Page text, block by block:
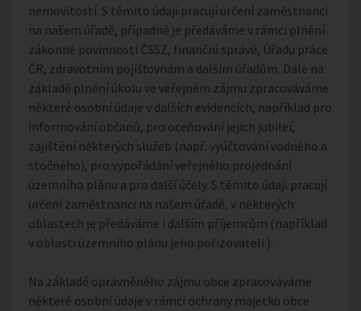
nemovitostí. S těmito údaji pracují určení zaměstnanci
na našem úřadě, případně je předáváme v rámci plnění
zákonné povinnosti ČSSZ, finanční správě, Úřadu práce
ČR, zdravotním pojišťovnám a dalším úřadům. Dále na
základě plnění úkolu ve veřejném zájmu zpracováváme
některé osobní údaje v dalších evidencích, například pro
informování občanů, pro oceňování jejich jubileí,
zajištění některých služeb (např. vyúčtování vodného a
stočného), pro vypořádání veřejného projednání
územního plánu a pro další účely. S těmito údaji pracují
určení zaměstnanci na našem úřadě, v některých
oblastech je předáváme i dalším příjemcům (například
v oblasti územního plánu jeho pořizovateli ).
Na základě oprávněného zájmu obce zpracováváme
některé osobní údaje v rámci ochrany majetku obce